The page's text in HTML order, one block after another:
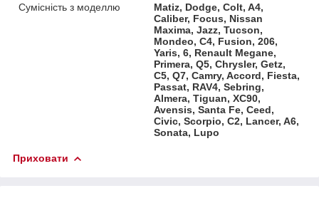
Сумісність з моделлю
Matiz, Dodge, Colt, A4,
Caliber, Focus, Nissan
Maxima, Jazz, Tucson,
Mondeo, C4, Fusion, 206,
Yaris, 6, Renault Megane,
Primera, Q5, Chrysler, Getz,
C5, Q7, Camry, Accord, Fiesta,
Passat, RAV4, Sebring,
Almera, Tiguan, XC90,
Avensis, Santa Fe, Ceed,
Civic, Scorpio, C2, Lancer, A6,
Sonata, Lupo
Приховати